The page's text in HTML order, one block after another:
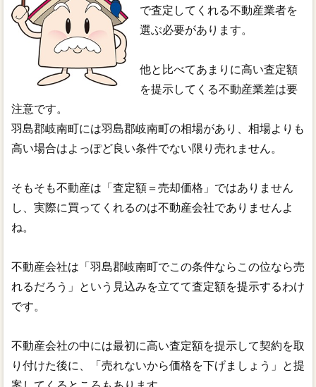
で査定してくれる不動産業者を
選ぶ必要があります。
他と比べてあまりに高い査定額
を提示してくる不動産業差は要
注意です。
羽島郡岐南町には羽島郡岐南町の相場があり、相場よりも
高い場合はよっぽど良い条件でない限り売れません。
そもそも不動産は「査定額＝売却価格」ではありません
し、実際に買ってくれるのは不動産会社でありませんよ
ね。
不動産会社は「羽島郡岐南町でこの条件ならこの位なら売
れるだろう」という見込みを立てて査定額を提示するわけ
です。
不動産会社の中には最初に高い査定額を提示して契約を取
り付けた後に、「売れないから価格を下げましょう」と提